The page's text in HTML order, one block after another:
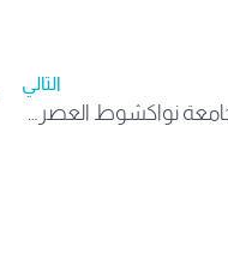
التالي
إعلان عن منح دراسية بجامعة نواكشوط العصرية – موريتانيا